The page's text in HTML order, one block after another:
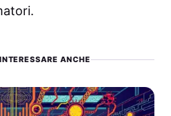
ANCHE